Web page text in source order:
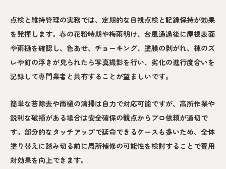
点検と維持管理の実務では、定期的な目視点検と記録保持が効果
を発揮します。春の花粉時期や梅雨明け、台風通過後に屋根表面
や雨樋を確認し、色あせ、チョーキング、塗膜の剥がれ、棟のズ
レや釘の浮きが見られたら写真撮影を行い、劣化の進行度合いを
記録して専門業者と共有することが望ましいです。
簡単な苔除去や雨樋の清掃は自力で対応可能ですが、高所作業や
鋭利な破損がある場合は安全確保の観点からプロ依頼が適切で
す。部分的なタッチアップで延命できるケースも多いため、全体
塗り替えに踏み切る前に局所補修の可能性を検討することで費用
対効果を向上できます。